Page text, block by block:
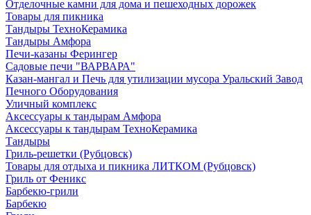
Отделочные камни для дома и пешеходных дорожек
Товары для пикника
Тандыры ТехноКерамика
Тандыры Амфора
Печи-казаны Ферингер
Садовые печи "ВАРВАРА"
Казан-мангал и Печь для утилизации мусора Уральский Завод
Печного Оборудования
Уличный комплекс
Аксессуары к тандырам Амфора
Аксессуары к тандырам ТехноКерамика
Тандыры
Гриль-решетки (Рубцовск)
Товары для отдыха и пикника ЛИТКОМ (Рубцовск)
Гриль от Феникс
Барбекю-грили
Барбекю